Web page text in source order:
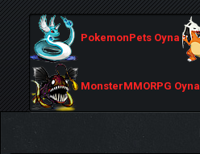
PokemonPets Oyna
MonsterMMORPG Oyna